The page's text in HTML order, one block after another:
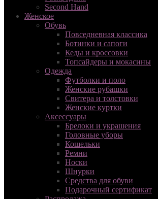
Second Hand
Женское
Обувь
Повседневная классика
Ботинки и сапоги
Кеды и кроссовки
Топсайдеры и мокасины
Одежда
Футболки и поло
Женские рубашки
Свитера и толстовки
Женские куртки
Аксессуары
Брелоки и украшения
Головные уборы
Кошельки
Ремни
Носки
Шнурки
Средства для обуви
Подарочный сертификат